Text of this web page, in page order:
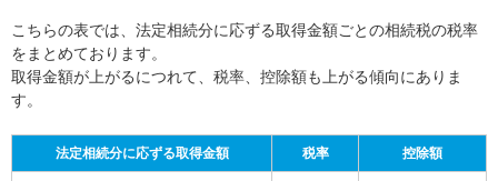
こちらの表では、法定相続分に応ずる取得金額ごとの相続税の税率
をまとめております。
取得金額が上がるにつれて、税率、控除額も上がる傾向にありま
す。
法定相続分に応ずる取得金額 税率 控除額